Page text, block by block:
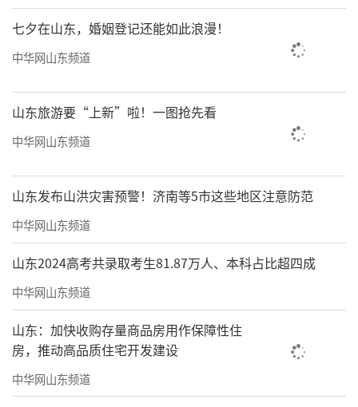
到浓浓的年味儿。挂灯笼、写福字、贴窗花，
每一个场景都精心装扮，将小区映衬得格外喜
七夕在山东，婚姻登记还能如此浪漫！
中华网山东频道
山东旅游要“上新”啦！一图抢先看
中华网山东频道
山东发布山洪灾害预警！济南等5市这些地区注意防范
中华网山东频道
山东2024高考共录取考生81.87万人、本科占比超四成
中华网山东频道
山东：加快收购存量商品房用作保障性住
房，推动高品质住宅开发建设
中华网山东频道